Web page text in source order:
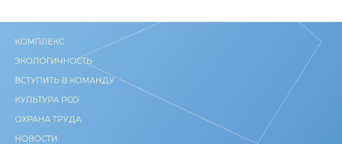
КОМПЛЕКС
ЭКОЛОГИЧНОСТЬ
ВСТУПИТЬ В КОМАНДУ
КУЛЬТУРА РСО
ОХРАНА ТРУДА
НОВОСТИ